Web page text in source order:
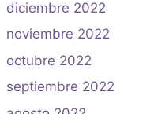
diciembre 2022
noviembre 2022
octubre 2022
septiembre 2022